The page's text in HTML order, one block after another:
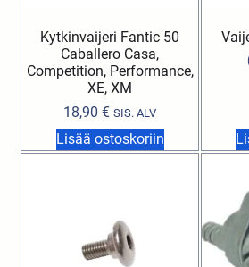
Kytkinvaijeri Fantic 50
Caballero Casa,
Competition, Performance,
XE, XM
18,90€ SIS. ALV
Lisää ostoskoriin